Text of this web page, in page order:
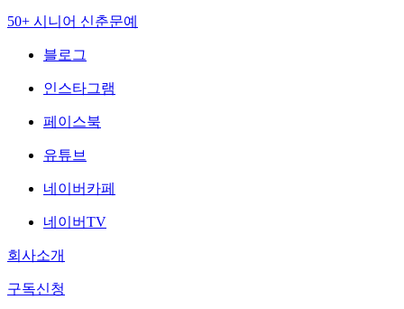
50+ 시니어 신춘문예
블로그
인스타그램
페이스북
유튜브
네이버카페
네이버TV
회사소개
구독신청